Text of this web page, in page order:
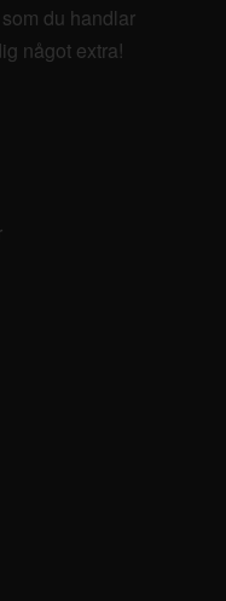
du handlar
något extra!